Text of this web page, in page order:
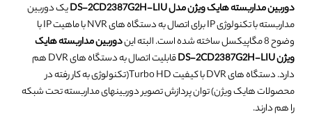
دوربین مداربسته هایک ویژن مدل DS-2CD2387G2H-LIU
یک دوربین
مداربسته با تکنولوژی IP برای اتصال به دستگاه های NVR با ماهیت IP با
وضوح 8 مگاپیکسل ساخته شده است. البته این
دوربین مداربسته هایک
ویژن DS-2CD2387G2H-LIU
قابلیت اتصال به دستگاه های DVR هم
دارد. دستگاه های DVR با کیفیت Turbo HD(تکنولوژی به کار رفته در
محصولات هایک ویژن) توان پردازش تصویر دوربینهای مداربسته تحت شبکه
را هم دارند.